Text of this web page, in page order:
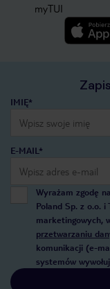
myTUI
IMIĘ*
E-MAIL*
Wyrażam zgodę
Poland Sp. z o.o.
marketingowych,
przetwarzaniu
komunikacji (e-
systemów